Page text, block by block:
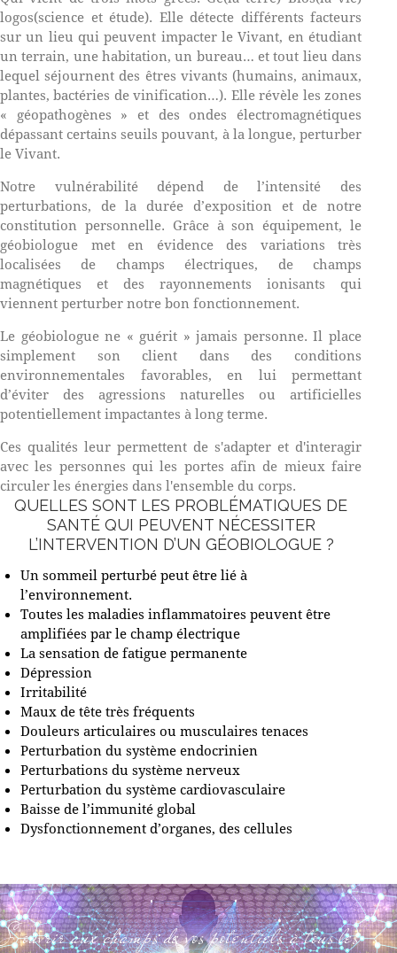
logos(science et étude). Elle détecte différents facteurs
sur un lieu qui peuvent impacter le Vivant, en étudiant
un terrain, une habitation, un bureau… et tout lieu dans
lequel séjournent des êtres vivants (humains, animaux,
plantes, bactéries de vinification…). Elle révèle les zones
« géopathogènes » et des ondes électromagnétiques
dépassant certains seuils pouvant, à la longue, perturber
le Vivant.
Notre vulnérabilité dépend de l’intensité des
perturbations, de la durée d’exposition et de notre
constitution personnelle. Grâce à son équipement, le
géobiologue met en évidence des variations très
localisées de champs électriques, de champs
magnétiques et des rayonnements ionisants qui
viennent perturber notre bon fonctionnement.
Le géobiologue ne « guérit » jamais personne. Il place
simplement son client dans des conditions
environnementales favorables, en lui permettant
d’éviter des agressions naturelles ou artificielles
potentiellement impactantes à long terme.
Ces qualités leur permettent de s'adapter et d'interagir
avec les personnes qui les portes afin de mieux faire
circuler les énergies dans l'ensemble du corps.
QUELLES SONT LES PROBLÉMATIQUES DE
SANTÉ QUI PEUVENT NÉCESSITER
L’INTERVENTION D’UN GÉOBIOLOGUE ?
Un sommeil perturbé peut être lié à
l’environnement.
Toutes les maladies inflammatoires peuvent être
amplifiées par le champ électrique
La sensation de fatigue permanente
Dépression
Irritabilité
Maux de tête très fréquents
Douleurs articulaires ou musculaires tenaces
Perturbation du système endocrinien
Perturbations du système nerveux
Perturbation du système cardiovasculaire
Baisse de l’immunité global
Dysfonctionnement d’organes, des cellules
S’ouvrir aux champs de vos potentiels à tous les